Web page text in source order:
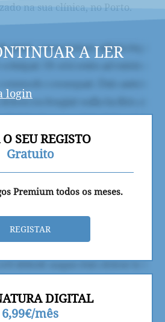
na sua clínica, no Porto.
A LER
login
SEU REGISTO
Gratuito
Premium todos os meses.
REGISTAR
DIGITAL
6,99€/mês